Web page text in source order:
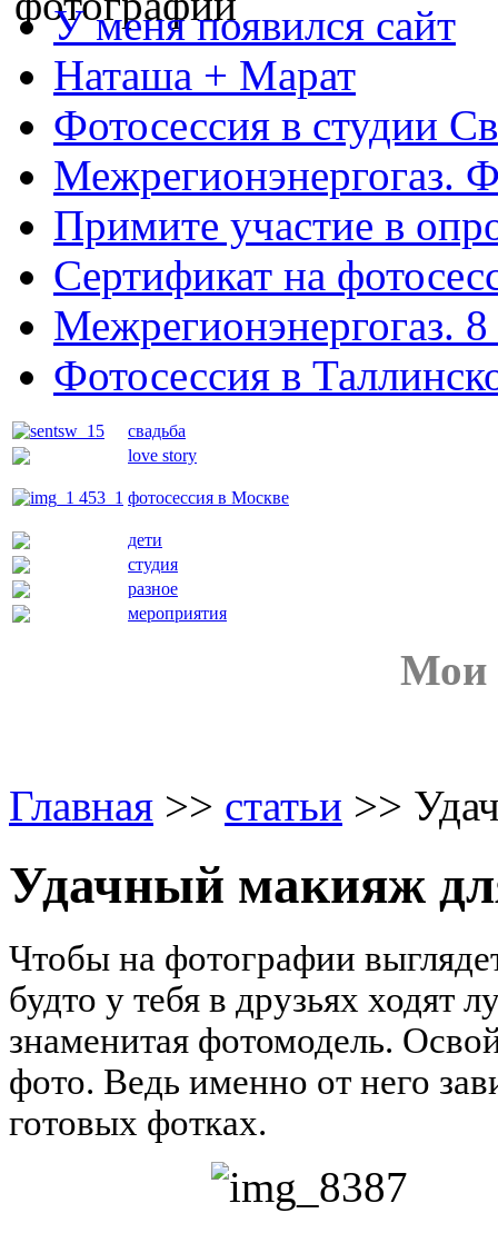
У меня появился сайт
Наташа + Марат
Фотосессия в студии
Межрегионэнергогаз.
Примите участие в
Сертификат на
Межрегионэнергогаз.
Фотосессия в
свадьба
love story
фотосессия в Москве
дети
студия
разное
мероприятия
Мои
Главная >> статьи >>
Удачный макияж
Чтобы на фотографии
будто у тебя в друзьях ходят
знаменитая фотомодель.
фото. Ведь именно от него
готовых фотках.